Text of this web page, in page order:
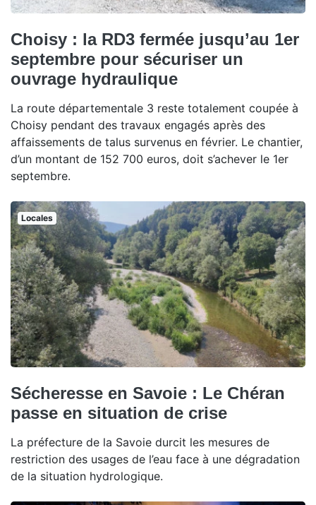
Choisy : la RD3 fermée jusqu’au 1er
septembre pour sécuriser un
ouvrage hydraulique
La route départementale 3 reste totalement coupée à
Choisy pendant des travaux engagés après des
affaissements de talus survenus en février. Le chantier,
d’un montant de 152 700 euros, doit s’achever le 1er
septembre.
Locales
Sécheresse en Savoie : Le Chéran
passe en situation de crise
La préfecture de la Savoie durcit les mesures de
restriction des usages de l’eau face à une dégradation
de la situation hydrologique.